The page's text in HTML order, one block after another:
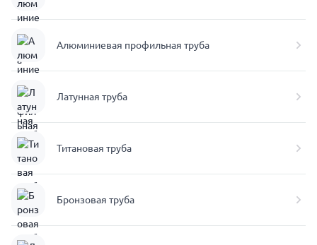
Алюминиевая профильная труба
Латунная труба
Титановая труба
Бронзовая труба